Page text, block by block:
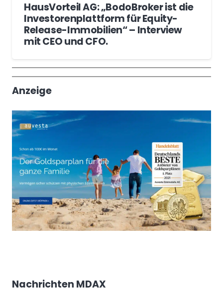
HausVorteil AG: „BodoBroker ist die
Investorenplattform für Equity-
Release-Immobilien“ – Interview
mit CEO und CFO.
Wochenrückblick
Trendthemen
Anzeige
Nachrichten MDAX